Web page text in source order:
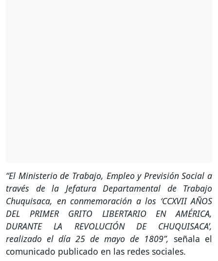
“El Ministerio de Trabajo, Empleo y Previsión Social a
través de la Jefatura Departamental de Trabajo
Chuquisaca, en conmemoración a los ‘CCXVII AÑOS
DEL PRIMER GRITO LIBERTARIO EN AMÉRICA,
DURANTE LA REVOLUCIÓN DE CHUQUISACA’,
realizado el día 25 de mayo de 1809”, señala el
comunicado publicado en las redes sociales.